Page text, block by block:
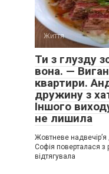
Життя
Ти з глузду
вона. —
квартири.
дружину з
Іншого
не лишила
Жовтневе
Софія поверталася з
відтягувала